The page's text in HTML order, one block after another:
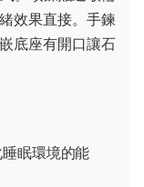
效果直接。手鍊
底座有開口讓石
眠環境的能